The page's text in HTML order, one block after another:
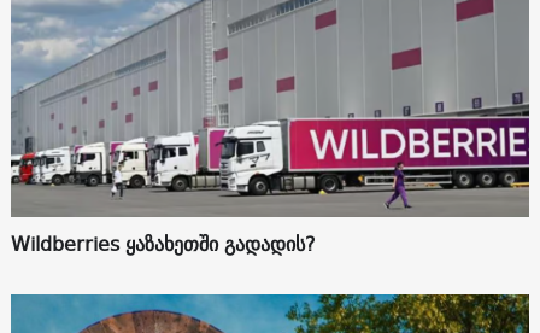
Wildberries ყაზახეთში გადადის?